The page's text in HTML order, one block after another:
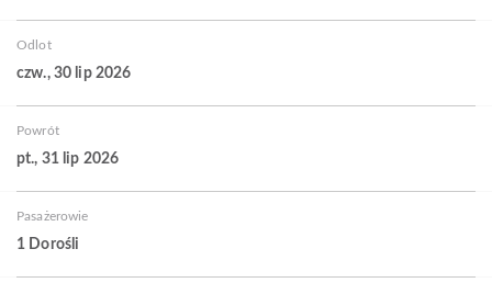
Odlot
czw., 30 lip 2026
Powrót
pt., 31 lip 2026
Pasażerowie
1 Dorośli